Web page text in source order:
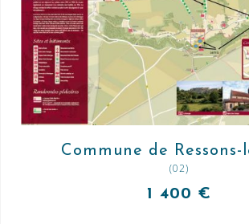
Commune de Ressons-
(02)
1 400 €